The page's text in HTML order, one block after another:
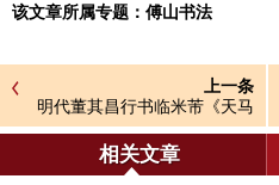
该文章所属专题： 傅山书法
上一条
明代董其昌行书临米芾《天马
赋》四种
相关文章